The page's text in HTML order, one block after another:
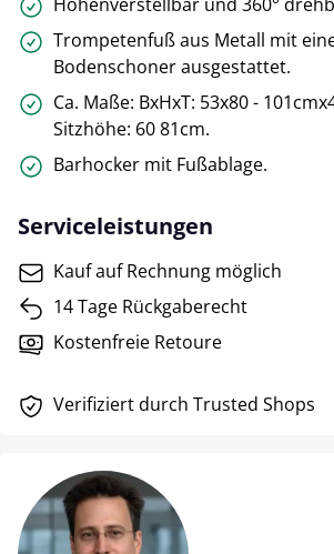
Trompetenfuß aus Metall mit
Bodenschoner ausgestattet.
Ca. Maße: BxHxT: 53x80 -
Sitzhöhe: 60 81cm.
Barhocker mit Fußablage.
Serviceleistungen
Kauf auf Rechnung möglich
14 Tage Rückgaberecht
Kostenfreie Retoure
Verifiziert durch Trusted Shops